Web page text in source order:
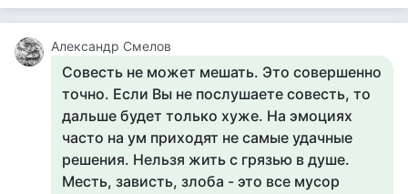
Александр Смелов
Совесть не может мешать. Это совершенно
точно. Если Вы не послушаете совесть, то
дальше будет только хуже. На эмоциях
часто на ум приходят не самые удачные
решения. Нельзя жить с грязью в душе.
Месть, зависть, злоба - это все мусор